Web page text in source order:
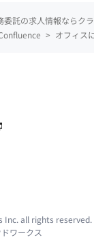
委託の求人情報ならク
> オフィス
Inc. all rights reserved.
ワークス